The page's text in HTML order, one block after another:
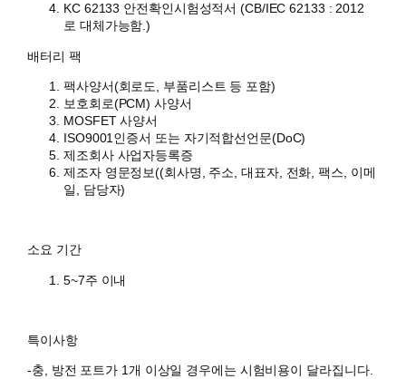
KC 62133 안전확인시험성적서 (CB/IEC 62133 : 2012
로 대체가능함.)
배터리 팩
팩사양서(회로도, 부품리스트 등 포함)
보호회로(PCM) 사양서
MOSFET 사양서
ISO9001인증서 또는 자기적합선언문(DoC)
제조회사 사업자등록증
제조자 영문정보((회사명, 주소, 대표자, 전화, 팩스, 이메
일, 담당자)
소요 기간
5~7주 이내
특이사항
-충, 방전 포트가 1개 이상일 경우에는 시험비용이 달라집니다.